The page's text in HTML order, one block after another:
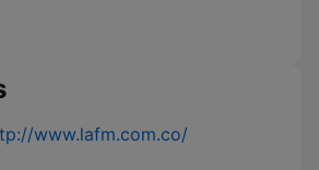
www.lafm.com.co/